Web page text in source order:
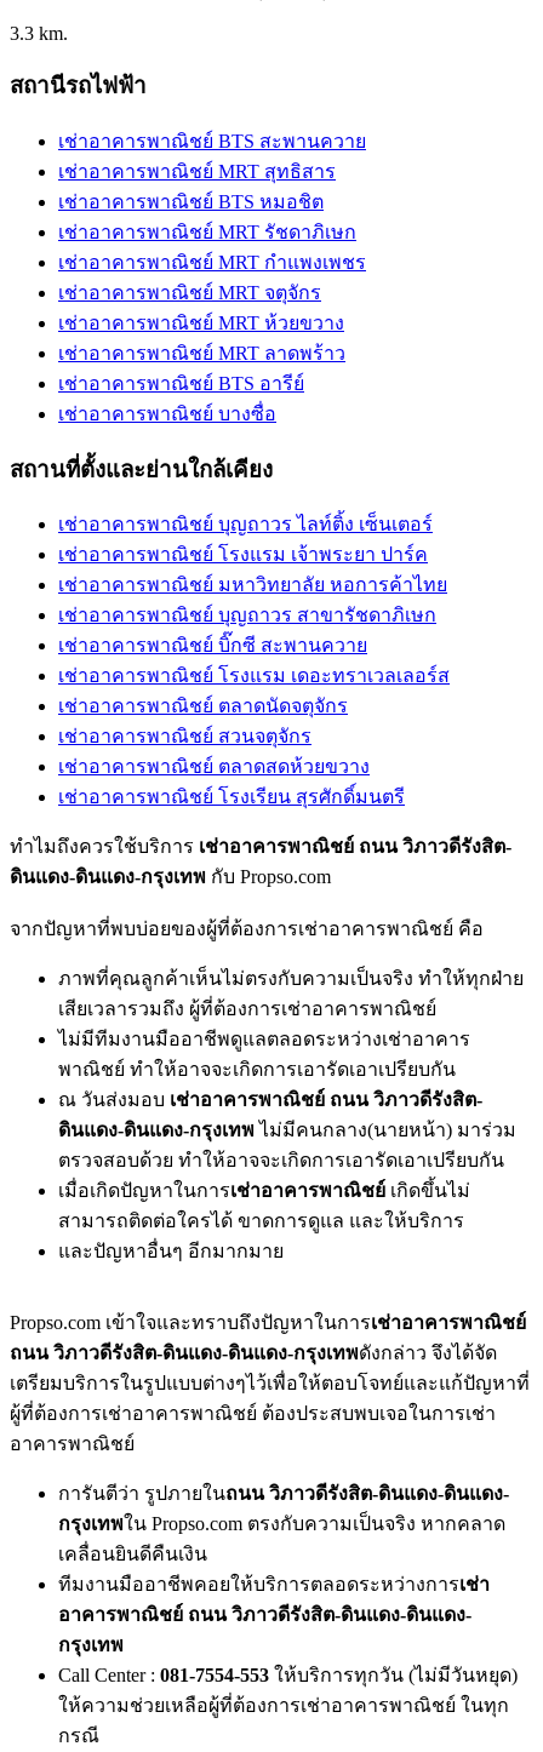
3.3 km.
สถานีรถไฟฟ้า
เช่าอาคารพาณิชย์ BTS สะพานควาย
เช่าอาคารพาณิชย์ MRT สุทธิสาร
เช่าอาคารพาณิชย์ BTS หมอชิต
เช่าอาคารพาณิชย์ MRT รัชดาภิเษก
เช่าอาคารพาณิชย์ MRT กำแพงเพชร
เช่าอาคารพาณิชย์ MRT จตุจักร
เช่าอาคารพาณิชย์ MRT ห้วยขวาง
เช่าอาคารพาณิชย์ MRT ลาดพร้าว
เช่าอาคารพาณิชย์ BTS อารีย์
เช่าอาคารพาณิชย์ บางซื่อ
สถานที่ตั้งและย่านใกล้เคียง
เช่าอาคารพาณิชย์ บุญถาวร ไลท์ติ้ง เซ็นเตอร์
เช่าอาคารพาณิชย์ โรงแรม เจ้าพระยา ปาร์ค
เช่าอาคารพาณิชย์ มหาวิทยาลัย หอการค้าไทย
เช่าอาคารพาณิชย์ บุญถาวร สาขารัชดาภิเษก
เช่าอาคารพาณิชย์ บิ๊กซี สะพานควาย
เช่าอาคารพาณิชย์ โรงแรม เดอะทราเวลเลอร์ส
เช่าอาคารพาณิชย์ ตลาดนัดจตุจักร
เช่าอาคารพาณิชย์ สวนจตุจักร
เช่าอาคารพาณิชย์ ตลาดสดห้วยขวาง
เช่าอาคารพาณิชย์ โรงเรียน สุรศักดิ์มนตรี
ทำไมถึงควรใช้บริการ เช่าอาคารพาณิชย์ ถนน วิภาวดีรังสิต-
ดินแดง-ดินแดง-กรุงเทพ กับ Propso.com
จากปัญหาที่พบบ่อยของผู้ที่ต้องการเช่าอาคารพาณิชย์ คือ
ภาพที่คุณลูกค้าเห็นไม่ตรงกับความเป็นจริง ทำให้ทุกฝ่าย
เสียเวลารวมถึง ผู้ที่ต้องการเช่าอาคารพาณิชย์
ไม่มีทีมงานมืออาชีพดูแลตลอดระหว่างเช่าอาคาร
พาณิชย์ ทำให้อาจจะเกิดการเอารัดเอาเปรียบกัน
ณ วันส่งมอบ เช่าอาคารพาณิชย์ ถนน วิภาวดีรังสิต-
ดินแดง-ดินแดง-กรุงเทพ ไม่มีคนกลาง(นายหน้า) มาร่วม
ตรวจสอบด้วย ทำให้อาจจะเกิดการเอารัดเอาเปรียบกัน
เมื่อเกิดปัญหาในการเช่าอาคารพาณิชย์ เกิดขึ้นไม่
สามารถติดต่อใครได้ ขาดการดูแล และให้บริการ
และปัญหาอื่นๆ อีกมากมาย
Propso.com เข้าใจและทราบถึงปัญหาในการเช่าอาคารพาณิชย์
ถนน วิภาวดีรังสิต-ดินแดง-ดินแดง-กรุงเทพดังกล่าว จึงได้จัด
เตรียมบริการในรูปแบบต่างๆไว้เพื่อให้ตอบโจทย์และแก้ปัญหาที่
ผู้ที่ต้องการเช่าอาคารพาณิชย์ ต้องประสบพบเจอในการเช่า
อาคารพาณิชย์
การันตีว่า รูปภายในถนน วิภาวดีรังสิต-ดินแดง-ดินแดง-
กรุงเทพใน Propso.com ตรงกับความเป็นจริง หากคลาด
เคลื่อนยินดีคืนเงิน
ทีมงานมืออาชีพคอยให้บริการตลอดระหว่างการเช่า
อาคารพาณิชย์ ถนน วิภาวดีรังสิต-ดินแดง-ดินแดง-
กรุงเทพ
Call Center : 081-7554-553 ให้บริการทุกวัน (ไม่มีวันหยุด)
ให้ความช่วยเหลือผู้ที่ต้องการเช่าอาคารพาณิชย์ ในทุก
กรณี